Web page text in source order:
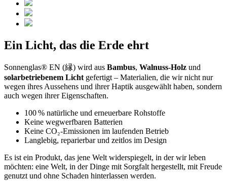
Ein Licht, das die Erde ehrt
Sonnenglas® EN (縁) wird aus Bambus, Walnuss-Holz und
solarbetriebenem Licht gefertigt – Materialien, die wir nicht nur
wegen ihres Aussehens und ihrer Haptik ausgewählt haben, sondern
auch wegen ihrer Eigenschaften.
100 % natürliche und erneuerbare Rohstoffe
Keine wegwerfbaren Batterien
Keine CO₂-Emissionen im laufenden Betrieb
Langlebig, reparierbar und zeitlos im Design
Es ist ein Produkt, das jene Welt widerspiegelt, in der wir leben
möchten: eine Welt, in der Dinge mit Sorgfalt hergestellt, mit Freude
genutzt und ohne Schaden hinterlassen werden.